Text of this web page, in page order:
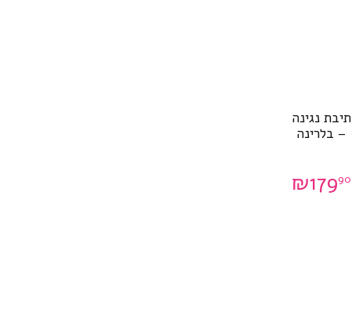
תיבת נגינה
– בלרינה
₪17990